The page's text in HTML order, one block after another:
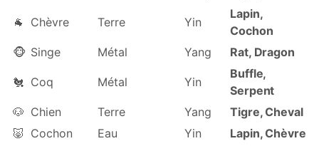
🐐 Chèvre Terre Yin
Lapin,
Cochon
🐵 Singe Métal Yang Rat, Dragon
🐔 Coq Métal Yin
Buffle,
Serpent
🐶 Chien Terre Yang
Tigre, Cheval
🐷 Cochon Eau Yin Lapin, Chèvre